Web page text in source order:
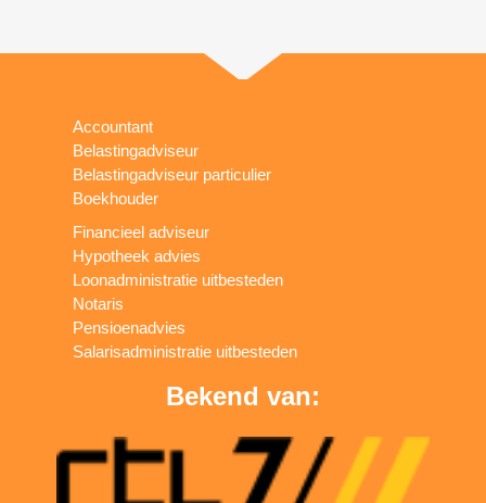
Accountant
Belastingadviseur
Belastingadviseur particulier
Boekhouder
Financieel adviseur
Hypotheek advies
Loonadministratie uitbesteden
Notaris
Pensioenadvies
Salarisadministratie uitbesteden
Bekend van: